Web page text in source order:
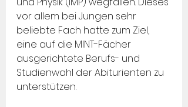
vor allem bei Jungen sehr
beliebte Fach hatte zum Ziel,
eine auf die MINT-Fächer
ausgerichtete Berufs- und
Studienwahl der Abiturienten zu
unterstützen.